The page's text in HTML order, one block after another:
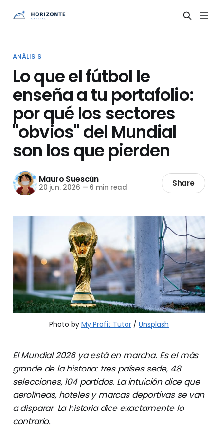
ANÁLISIS
Lo que el fútbol le
enseña a tu portafolio:
por qué los sectores
"obvios" del Mundial
son los que pierden
Mauro Suescún
20 jun. 2026 — 6 min read Share
Photo by My Profit Tutor / Unsplash
El Mundial 2026 ya está en marcha. Es el más
grande de la historia: tres países sede, 48
selecciones, 104 partidos. La intuición dice que
aerolíneas, hoteles y marcas deportivas se van
a disparar. La historia dice exactamente lo
contrario.